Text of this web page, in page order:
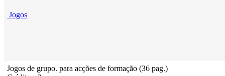
Jogos
Jogos de grupo. para acções de formação (36 pag.)